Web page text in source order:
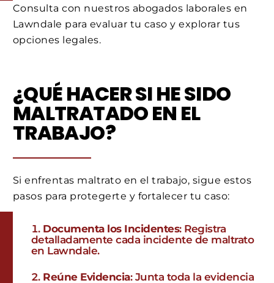
Consulta con nuestros abogados laborales en
Lawndale para evaluar tu caso y explorar tus
opciones legales.
¿QUÉ HACER SI HE SIDO
MALTRATADO EN EL
TRABAJO?
Si enfrentas maltrato en el trabajo, sigue estos
pasos para protegerte y fortalecer tu caso:
Documenta los Incidentes: Registra
detalladamente cada incidente de maltrato
en Lawndale.
Reúne Evidencia: Junta toda la evidencia